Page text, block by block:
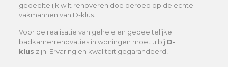
gedeeltelijk wilt renoveren doe beroep op de echte
vakmannen van D-klus.
Voor de realisatie van gehele en gedeeltelijke
badkamerrenovaties in woningen moet u bij D-
klus zijn. Ervaring en kwaliteit gegarandeerd!